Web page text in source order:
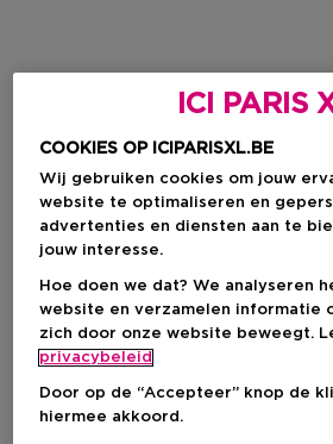
ICI PARIS
COOKIES OP ICIPARISXL.BE
Wij gebruiken cookies om jouw
website te optimaliseren en
advertenties en diensten aan te
jouw interesse.
Hoe doen we dat? We analyseren
website en verzamelen informatie
zich door onze website beweegt.
privacybeleid
Door op de “Accepteer” knop de
hiermee akkoord.